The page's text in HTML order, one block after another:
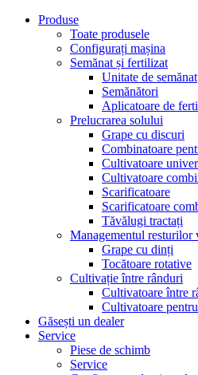
Produse
Toate produsele
Configurați mașina
Semănat și fertilizat
Unitate de semănat
Semănători
Aplicatoare de
Prelucrarea solului
Grape cu discuri
Combinatoare
Cultivatoare
Cultivatoare
Scarificatoare
Scarificatoare
Tăvălugi tractați
Managementul resturilor
Grape cu dinți
Tocătoare rotative
Cultivație între rânduri
Cultivatoare între
Cultivatoare
Găsești un dealer
Service
Piese de schimb
Service